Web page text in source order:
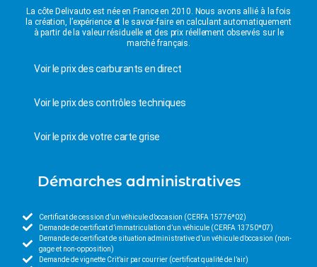
La côte Delivauto est née en France en 2010. Nous avons allié à la fois
la création, l’expérience et le savoir-faire en calculant automatiquement
à partir de la valeur résiduelle et des prix réellement observés sur le
marché français.
Voir le prix des carburants en direct
Voir le prix des contrôles techniques
Voir le prix de votre carte grise
Démarches administratives
Certificat de cession d’un véhicule d’occasion (CERFA 15776*02)
Demande de certificat d’immatriculation d’un véhicule (CERFA 13750*07)
Demande de certificat de situation administrative d’un véhicule d’occasion (non-
gage et non-opposition)
Demande de vignette Crit’air par courrier (certificat qualité de l’air)